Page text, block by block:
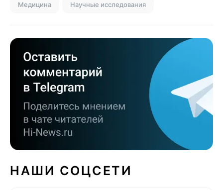
Медицина Научные исследования
НАШИ СОЦСЕТИ